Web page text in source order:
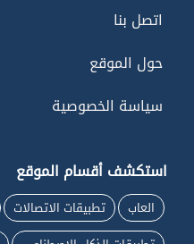
اتصل بنا
حول الموقع
سياسة الخصوصية
استكشف أقسام الموقع
العاب تطبيقات الاتصالات